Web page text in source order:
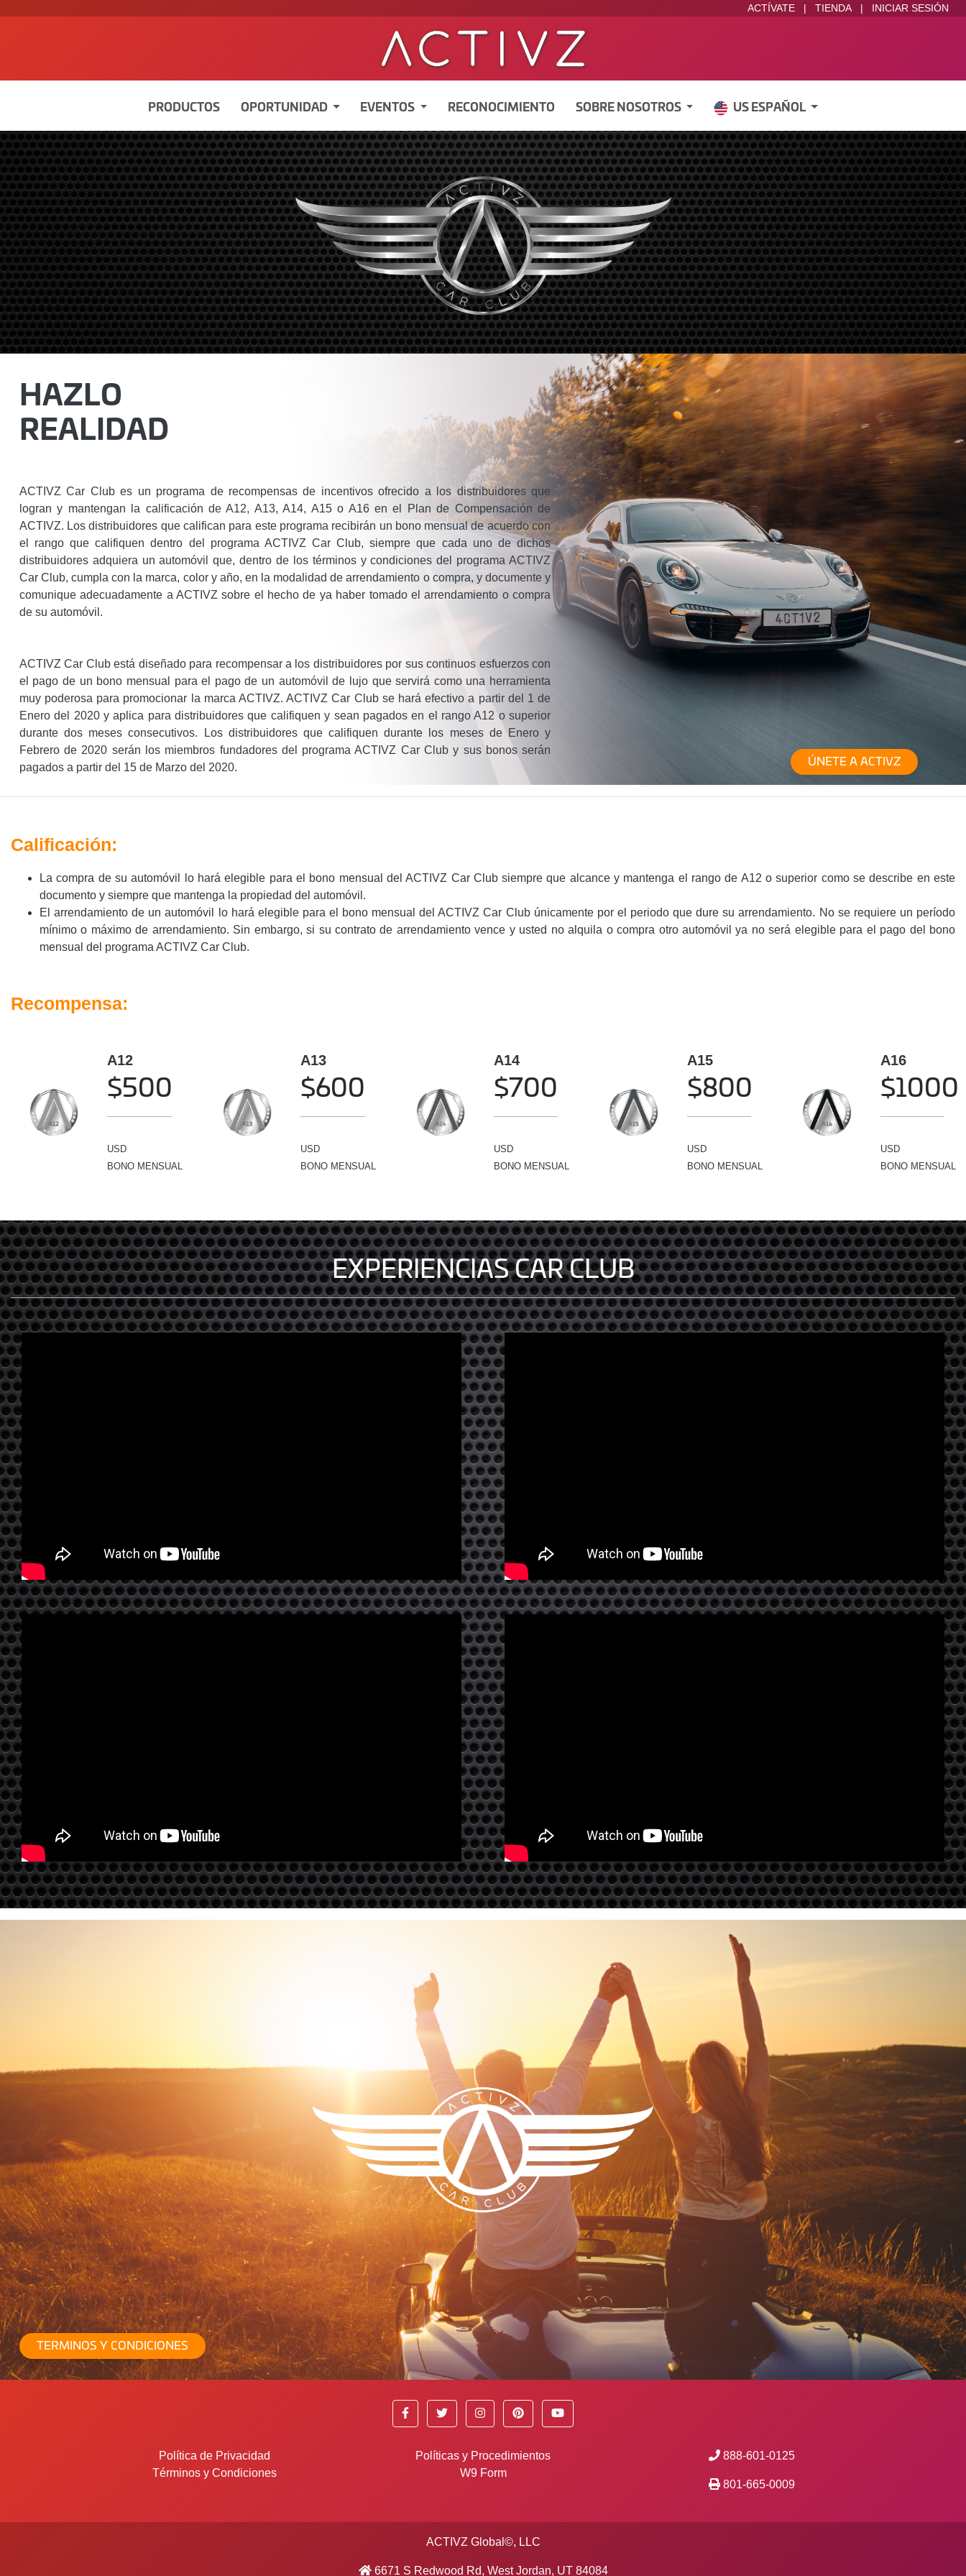
ACTÍVATE | TIENDA | INICIAR SESIÓN
PRODUCTOS OPORTUNIDAD EVENTOS RECONOCIMIENTO SOBRE NOSOTROS US ESPAÑOL
HAZLO
REALIDAD
ACTIVZ Car Club es un programa de recompensas de incentivos ofrecido a los distribuidores que
logran y mantengan la calificación de A12, A13, A14, A15 o A16 en el Plan de Compensación de
ACTIVZ. Los distribuidores que califican para este programa recibirán un bono mensual de acuerdo con
el rango que califiquen dentro del programa ACTIVZ Car Club, siempre que cada uno de dichos
distribuidores adquiera un automóvil que, dentro de los términos y condiciones del programa ACTIVZ
Car Club, cumpla con la marca, color y año, en la modalidad de arrendamiento o compra, y documente y
comunique adecuadamente a ACTIVZ sobre el hecho de ya haber tomado el arrendamiento o compra
de su automóvil.
ACTIVZ Car Club está diseñado para recompensar a los distribuidores por sus continuos esfuerzos con
el pago de un bono mensual para el pago de un automóvil de lujo que servirá como una herramienta
muy poderosa para promocionar la marca ACTIVZ. ACTIVZ Car Club se hará efectivo a partir del 1 de
Enero del 2020 y aplica para distribuidores que califiquen y sean pagados en el rango A12 o superior
durante dos meses consecutivos. Los distribuidores que califiquen durante los meses de Enero y
Febrero de 2020 serán los miembros fundadores del programa ACTIVZ Car Club y sus bonos serán
pagados a partir del 15 de Marzo del 2020.
ÚNETE A ACTIVZ
Calificación:
La compra de su automóvil lo hará elegible para el bono mensual del ACTIVZ Car Club siempre que alcance y mantenga el rango de A12 o superior como se describe en este
documento y siempre que mantenga la propiedad del automóvil.
El arrendamiento de un automóvil lo hará elegible para el bono mensual del ACTIVZ Car Club únicamente por el periodo que dure su arrendamiento. No se requiere un período
mínimo o máximo de arrendamiento. Sin embargo, si su contrato de arrendamiento vence y usted no alquila o compra otro automóvil ya no será elegible para el pago del bono
mensual del programa ACTIVZ Car Club.
Recompensa:
A12
$500
USD
BONO MENSUAL
A13
$600
USD
BONO MENSUAL
A14
$700
USD
BONO MENSUAL
A15
$800
USD
BONO MENSUAL
A16
$1000
USD
BONO MENSUAL
EXPERIENCIAS CAR CLUB
TERMINOS Y CONDICIONES
Política de Privacidad
Términos y Condiciones
Políticas y Procedimientos
W9 Form
888-601-0125
801-665-0009
ACTIVZ Global©, LLC
6671 S Redwood Rd, West Jordan, UT 84084